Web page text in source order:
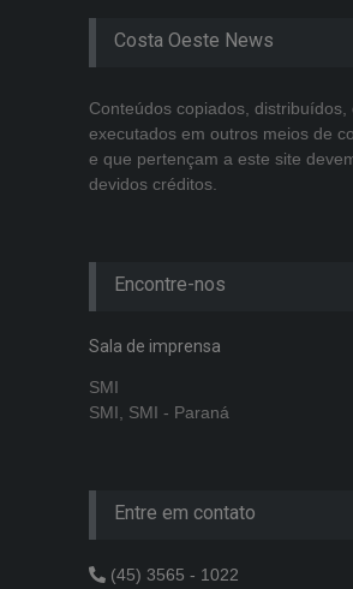
Costa Oeste News
Conteúdos copiados, distribuídos,
executados em outros meios de
e que pertençam a este site
devidos créditos.
Encontre-nos
Sala de imprensa
SMI
SMI, SMI - Paraná
Entre em contato
(45) 3565 - 1022